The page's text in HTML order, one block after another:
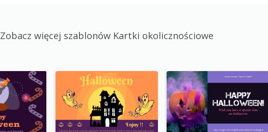
Zobacz więcej szablonów Kartki okolicznościowe